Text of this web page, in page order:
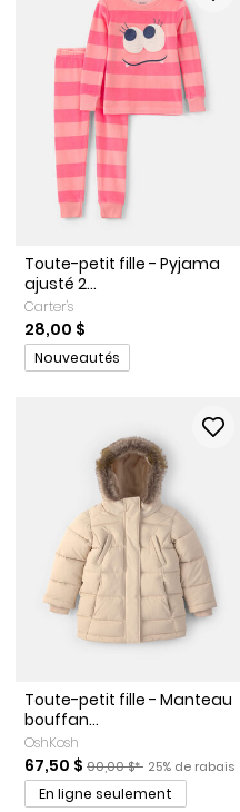
Toute-petit fille - Pyjama
ajusté 2...
Carter's
28,00 $
Promotions
Nouveautés
Toute-petit fille - Manteau
bouffan...
OshKosh
Prix de solde
67,50 $ Prix ​​de détail suggéré
90,00 $* Pourcentage
25% de rabais
En ligne seulement